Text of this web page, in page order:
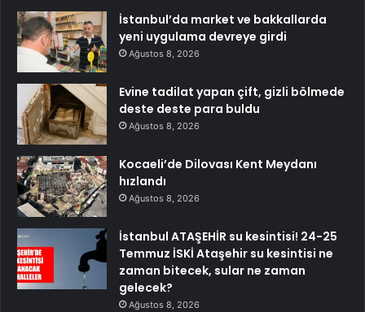
İstanbul’da market ve bakkallarda
yeni uygulama devreye girdi
Ağustos 8, 2026
Evine tadilat yapan çift, gizli bölmede
deste deste para buldu
Ağustos 8, 2026
Kocaeli’de Dilovası Kent Meydanı
hızlandı
Ağustos 8, 2026
İstanbul ATAŞEHİR su kesintisi! 24-25
Temmuz İSKİ Ataşehir su kesintisi ne
zaman bitecek, sular ne zaman
gelecek?
Ağustos 8, 2026